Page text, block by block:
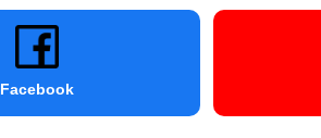
Facebook